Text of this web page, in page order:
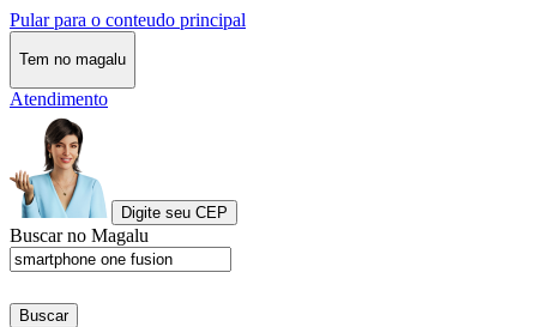
Pular para o conteudo principal
Tem no magalu
Atendimento
Digite seu CEP
Buscar no Magalu
Buscar